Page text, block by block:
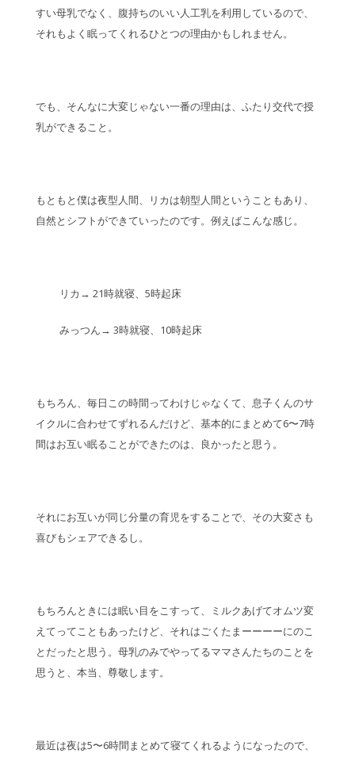
すい母乳でなく、腹持ちのいい人工乳を利用しているので、
それもよく眠ってくれるひとつの理由かもしれません。
でも、そんなに大変じゃない一番の理由は、ふたり交代で授
乳ができること。
もともと僕は夜型人間、リカは朝型人間ということもあり、
自然とシフトができていったのです。例えばこんな感じ。
リカ→ 21時就寝、5時起床
みっつん→ 3時就寝、10時起床
もちろん、毎日この時間ってわけじゃなくて、息子くんのサ
イクルに合わせてずれるんだけど、基本的にまとめて6〜7時
間はお互い眠ることができたのは、良かったと思う。
それにお互いが同じ分量の育児をすることで、その大変さも
喜びもシェアできるし。
もちろんときには眠い目をこすって、ミルクあげてオムツ変
えてってこともあったけど、それはごくたまーーーーにのこ
とだったと思う。母乳のみでやってるママさんたちのことを
思うと、本当、尊敬します。
最近は夜は5〜6時間まとめて寝てくれるようになったので、